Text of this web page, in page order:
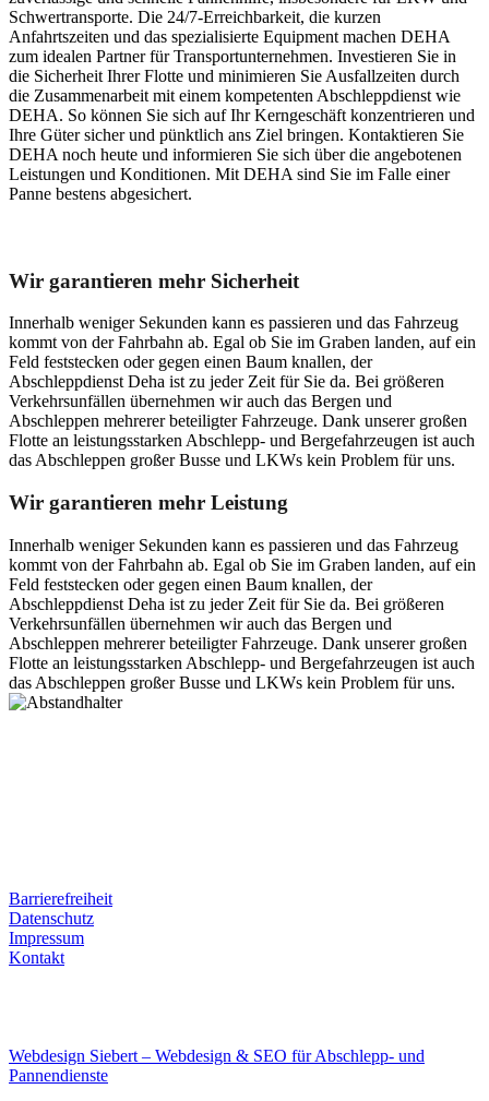
Schwertransporte. Die 24/7-Erreichbarkeit, die kurzen
Anfahrtszeiten und das spezialisierte Equipment machen DEHA
zum idealen Partner für Transportunternehmen. Investieren Sie in
die Sicherheit Ihrer Flotte und minimieren Sie Ausfallzeiten durch
die Zusammenarbeit mit einem kompetenten Abschleppdienst wie
DEHA. So können Sie sich auf Ihr Kerngeschäft konzentrieren und
Ihre Güter sicher und pünktlich ans Ziel bringen. Kontaktieren Sie
DEHA noch heute und informieren Sie sich über die angebotenen
Leistungen und Konditionen. Mit DEHA sind Sie im Falle einer
Panne bestens abgesichert.
Wir garantieren mehr Sicherheit
Innerhalb weniger Sekunden kann es passieren und das Fahrzeug
kommt von der Fahrbahn ab. Egal ob Sie im Graben landen, auf ein
Feld feststecken oder gegen einen Baum knallen, der
Abschleppdienst Deha ist zu jeder Zeit für Sie da. Bei größeren
Verkehrsunfällen übernehmen wir auch das Bergen und
Abschleppen mehrerer beteiligter Fahrzeuge. Dank unserer großen
Flotte an leistungsstarken Abschlepp- und Bergefahrzeugen ist auch
das Abschleppen großer Busse und LKWs kein Problem für uns.
Wir garantieren mehr Leistung
Innerhalb weniger Sekunden kann es passieren und das Fahrzeug
kommt von der Fahrbahn ab. Egal ob Sie im Graben landen, auf ein
Feld feststecken oder gegen einen Baum knallen, der
Abschleppdienst Deha ist zu jeder Zeit für Sie da. Bei größeren
Verkehrsunfällen übernehmen wir auch das Bergen und
Abschleppen mehrerer beteiligter Fahrzeuge. Dank unserer großen
Flotte an leistungsstarken Abschlepp- und Bergefahrzeugen ist auch
das Abschleppen großer Busse und LKWs kein Problem für uns.
Barrierefreiheit
Datenschutz
Impressum
Kontakt
Webdesign Siebert – Webdesign & SEO für Abschlepp- und
Pannendienste